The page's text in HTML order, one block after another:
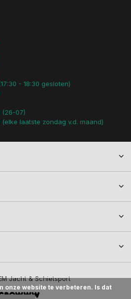
- 18:30 gesloten)
(26-07)
(elke laatste zondag v.d. maand)
Jacht & Schietsport
onze website te verbeteren. Is dat